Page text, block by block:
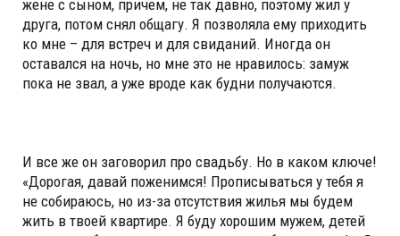
жене с сыном, причем, не так давно, поэтому жил у
друга, потом снял общагу. Я позволяла ему приходить
ко мне – для встреч и для свиданий. Иногда он
оставался на ночь, но мне это не нравилось: замуж
пока не звал, а уже вроде как будни получаются.
И все же он заговорил про свадьбу. Но в каком ключе!
«Дорогая, давай поженимся! Прописываться у тебя я
не собираюсь, но из-за отсутствия жилья мы будем
жить в твоей квартире. Я буду хорошим мужем, детей